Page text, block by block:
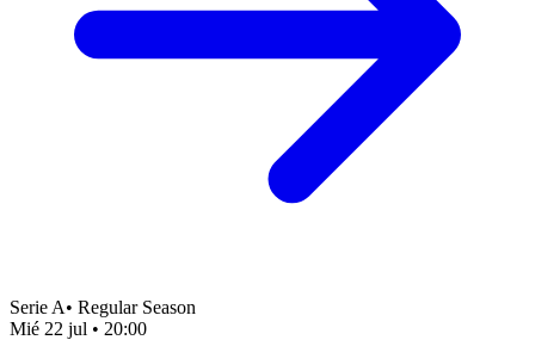
Serie A• Regular Season
Mié 22 jul • 20:00